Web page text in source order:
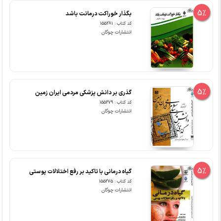
5% بگذار خوراکت درمانت باشد
کد کتاب : 155281
انتشارات چوگان
5% گذری بر دانش پزشکی مردمی ایران زمین
کد کتاب : 155279
انتشارات چوگان
5% گیاه درمانی با تاکید بر رفع اختلالات پوستی
کد کتاب : 155275
انتشارات چوگان